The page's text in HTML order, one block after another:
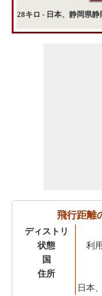
28キロ - 日本、静岡県
飛行距離
ディストリ
状態
国
住所
利
日本